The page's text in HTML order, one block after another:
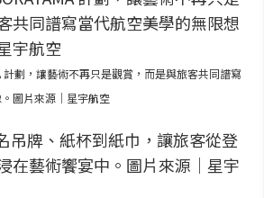
計劃，讓藝術不再只是觀賞，而是與旅客共同譜寫
圖片來源｜星宇航空